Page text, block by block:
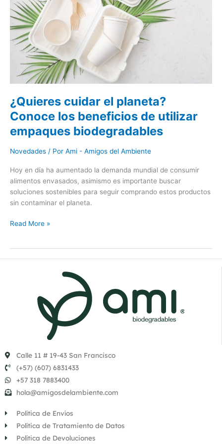
¿Quieres cuidar el planeta?
Conoce los beneficios de utilizar
empaques biodegradables
Novedades / Por Ami - Amigos del Ambiente
Hoy en día ha aumentado la demanda mundial de consumir
alimentos envasados, asimismo es importante buscar
soluciones sostenibles para seguir comprando estos productos
sin contaminar el planeta.
el
planeta?
Conoce
los
beneficios
utilizar
empaques
Read More »
Calle 11 # 19-43 San Francisco
(+57) (607) 6831433
+57 318 7883400
hola@amigosdelambiente.com
Política de Envíos
Política de Tratamiento de Datos
Política de Devoluciones